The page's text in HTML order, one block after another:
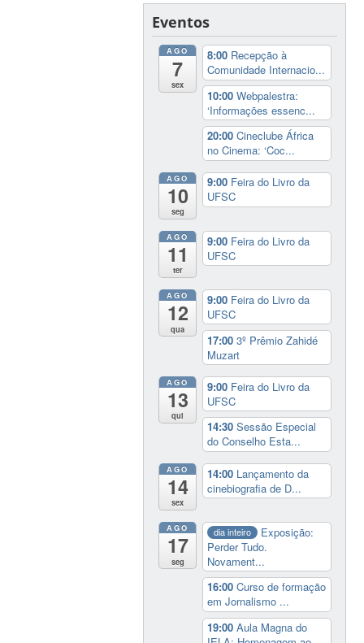
Eventos
AGO
7
sex
8:00 Recepção à
Comunidade Internacio...
10:00Webpalestra:
‘Informações essenc...
20:00Cineclube África
no Cinema: ‘Coc...
AGO
10
seg
9:00 Feira do Livro da
UFSC
AGO
11
ter
9:00 Feira do Livro da
UFSC
AGO
12
qua
9:00 Feira do Livro da
UFSC
17:003º Prêmio Zahidé
Muzart
AGO
13
qui
9:00 Feira do Livro da
UFSC
14:30Sessão Especial
do Conselho Esta...
AGO
14
sex
14:00 Lançamento da
cinebiografia de D...
AGO
17
seg
dia inteiro
Exposição:
Perder Tudo.
Novament...
16:00Curso de formação
em Jornalismo ...
19:00Aula Magna do